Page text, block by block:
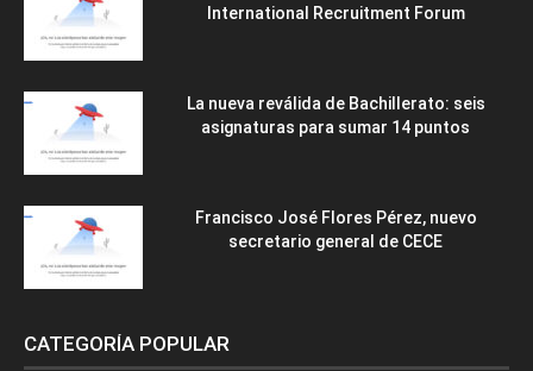
International Recruitment Forum
La nueva reválida de Bachillerato: seis
asignaturas para sumar 14 puntos
Francisco José Flores Pérez, nuevo
secretario general de CECE
CATEGORÍA POPULAR